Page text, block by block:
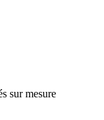
sur mesure